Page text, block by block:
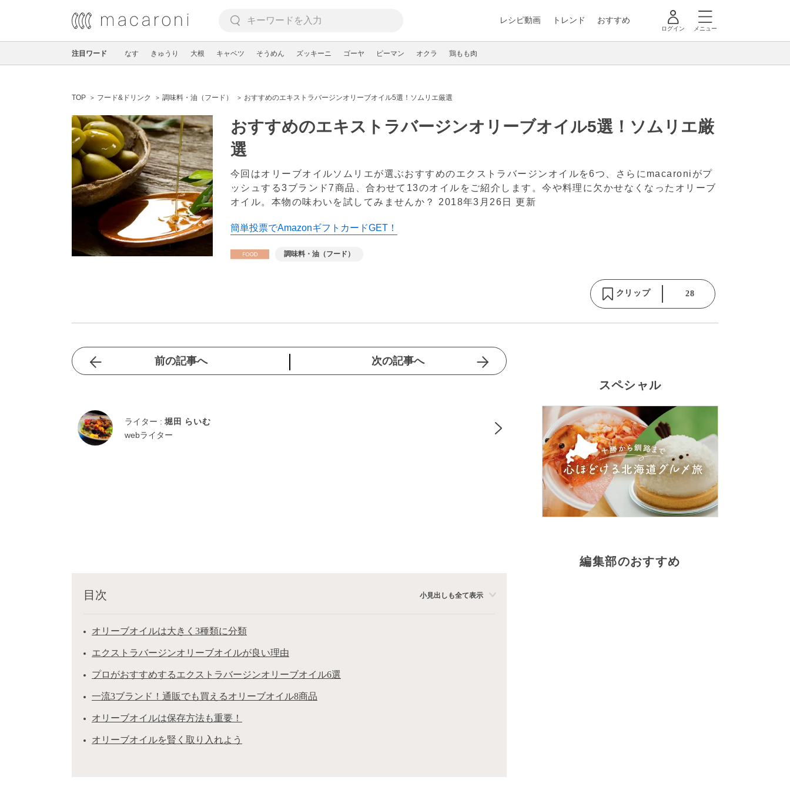
レシピ動画 トレンド おすすめ
ログイン メニュー
注目ワード なす きゅうり 大根 キャベツ そうめん ズッキーニ ゴーヤ ピーマン オクラ 鶏もも肉
TOP フード&ドリンク 調味料・油（フード） おすすめのエキストラバージンオリーブオイル5選！ソムリエ厳選
おすすめのエキストラバージンオリーブオイル5選！ソムリエ厳
選
今回はオリーブオイルソムリエが選ぶおすすめのエクストラバージンオイルを6つ、さらにmacaroniがプ
ッシュする3ブランド7商品、合わせて13のオイルをご紹介します。今や料理に欠かせなくなったオリーブ
オイル。本物の味わいを試してみませんか？ 2018年3月26日 更新
簡単投票でAmazonギフトカードGET！
調味料・油（フード）
クリップ 28
前の記事へ 次の記事へ
ライター : 堀田 らいむ
webライター
目次 小見出しも全て表示
オリーブオイルは大きく3種類に分類
エクストラバージンオリーブオイルが良い理由
プロがおすすめするエクストラバージンオリーブオイル6選
一流3ブランド！通販でも買えるオリーブオイル8商品
オリーブオイルは保存方法も重要！
オリーブオイルを賢く取り入れよう
スペシャル
編集部のおすすめ